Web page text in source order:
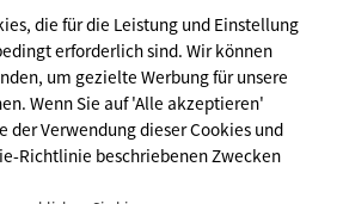
abonnieren
die für die Leistung und Einstellung
erforderlich sind. Wir können
um gezielte Werbung für unsere
Wenn Sie auf 'Alle akzeptieren'
der Verwendung dieser Cookies und
Richtlinie beschriebenen Zwecken